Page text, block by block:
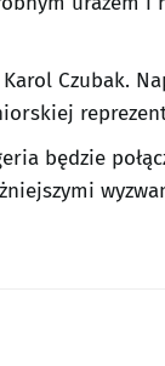
Czubak.
będzie